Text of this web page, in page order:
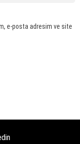
e-posta adresim ve site